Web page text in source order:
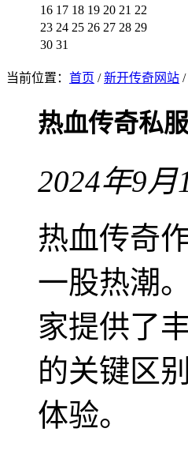
16 17 18 19 20 21 22
23 24 25 26 27 28 29
30 31
当前位置： 首页 /新开传奇网站 /
热血传奇私
2024年9月
热血传奇
一股热潮
家提供了
的关键区
体验。